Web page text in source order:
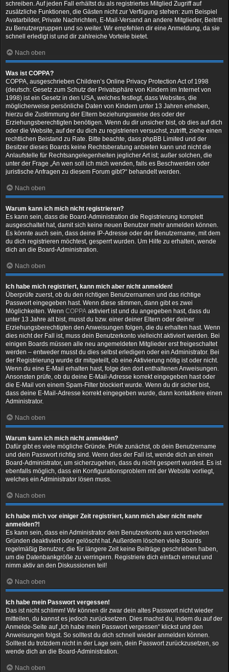
schreiben. Auf jeden Fall erhältst du als registriertes Mitglied Zugriff auf
zusätzliche Funktionen, die Gästen nicht zur Verfügung stehen: zum Beispiel
Avatarbilder, Private Nachrichten, E-Mail-Versand an andere Mitglieder, Beitritt
zu Benutzergruppen und so weiter. Wir empfehlen dir eine Anmeldung, da sie
schnell erledigt ist und dir zahlreiche Vorteile bietet.
Nach oben
Was ist COPPA?
COPPA, ausgeschrieben Children’s Online Privacy Protection Act of 1998
(deutsch: Gesetz zum Schutz der Privatsphäre von Kindern im Internet von
1998) ist ein Gesetz in den USA, welches festlegt, dass Websites, die
möglicherweise persönliche Daten von Kindern unter 13 Jahren erheben,
hierzu die Zustimmung der Eltern beziehungsweise des oder der
Erziehungsberechtigten benötigen. Wenn du dir unsicher bist, ob dies auf dich
oder die Website, auf der du dich zu registrieren versuchst, zutrifft, ziehe einen
rechtlichen Beistand zu Rate. Bitte beachte, dass phpBB Limited und der
Besitzer dieses Boards keine Rechtsberatung anbieten kann und nicht die
Anlaufstelle für Rechtsangelegenheiten jeglicher Art ist; außer solchen, die
unter der Frage „An wen soll ich mich wenden, falls es Beschwerden oder
juristische Anfragen zu diesem Forum gibt?“ behandelt werden.
Nach oben
Warum kann ich mich nicht registrieren?
Es kann sein, dass die Board-Administration die Registrierung komplett
ausgeschaltet hat, damit sich keine neuen Benutzer mehr anmelden können.
Es könnte auch sein, dass deine IP-Adresse oder der Benutzername, mit dem
du dich registrieren möchtest, gesperrt wurden. Um Hilfe zu erhalten, wende
dich an die Board-Administration.
Nach oben
Ich habe mich registriert, kann mich aber nicht anmelden!
Überprüfe zuerst, ob du den richtigen Benutzernamen und das richtige
Passwort eingegeben hast. Wenn diese stimmen, dann gibt es zwei
Möglichkeiten. Wenn COPPA aktiviert ist und du angegeben hast, dass du
unter 13 Jahre alt bist, musst du bzw. einer deiner Eltern oder deiner
Erziehungsberechtigten den Anweisungen folgen, die du erhalten hast. Wenn
dies nicht der Fall ist, muss dein Benutzerkonto vielleicht aktiviert werden. Bei
einigen Boards müssen alle neu angemeldeten Mitglieder erst freigeschaltet
werden – entweder musst du dies selbst erledigen oder ein Administrator. Bei
der Registrierung wurde dir mitgeteilt, ob eine Aktivierung nötig ist oder nicht.
Wenn du eine E-Mail erhalten hast, folge den dort enthaltenen Anweisungen.
Ansonsten prüfe, ob du deine E-Mail-Adresse korrekt eingegeben hast oder
die E-Mail von einem Spam-Filter blockiert wurde. Wenn du dir sicher bist,
dass deine E-Mail-Adresse korrekt eingegeben wurde, dann kontaktiere einen
Administrator.
Nach oben
Warum kann ich mich nicht anmelden?
Dafür gibt es viele mögliche Gründe. Prüfe zunächst, ob dein Benutzername
und dein Passwort richtig sind. Wenn dies der Fall ist, wende dich an einen
Board-Administrator, um sicherzugehen, dass du nicht gesperrt wurdest. Es ist
ebenfalls möglich, dass ein Konfigurationsproblem mit der Website vorliegt,
welches ein Administrator lösen muss.
Nach oben
Ich habe mich vor einiger Zeit registriert, kann mich aber nicht mehr
anmelden?!
Es kann sein, dass ein Administrator dein Benutzerkonto aus verschieden
Gründen deaktiviert oder gelöscht hat. Außerdem löschen viele Boards
regelmäßig Benutzer, die für längere Zeit keine Beiträge geschrieben haben,
um die Datenbankgröße zu verringern. Registriere dich einfach erneut und
nimm aktiv an den Diskussionen teil!
Nach oben
Ich habe mein Passwort vergessen!
Das ist nicht schlimm! Wir können dir zwar dein altes Passwort nicht wieder
mitteilen, du kannst es jedoch zurücksetzen. Dies machst du, indem du auf der
Anmelde-Seite auf „Ich habe mein Passwort vergessen“ klickst und den
Anweisungen folgst. So solltest du dich schnell wieder anmelden können.
Solltest du trotzdem nicht in der Lage sein, dein Passwort zurückzusetzen, so
wende dich an die Board-Administration.
Nach oben